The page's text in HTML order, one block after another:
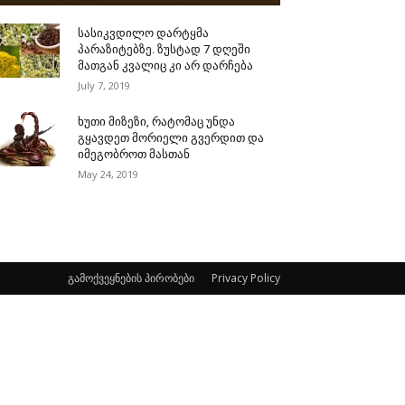
სასიკვდილო დარტყმა
პარაზიტებზე. ზუსტად 7 დღეში
მათგან კვალიც კი არ დარჩება
July 7, 2019
ხუთი მიზეზი, რატომაც უნდა
გყავდეთ მორიელი გვერდით და
იმეგობროთ მასთან
May 24, 2019
გამოქვეყნების პირობები Privacy Policy